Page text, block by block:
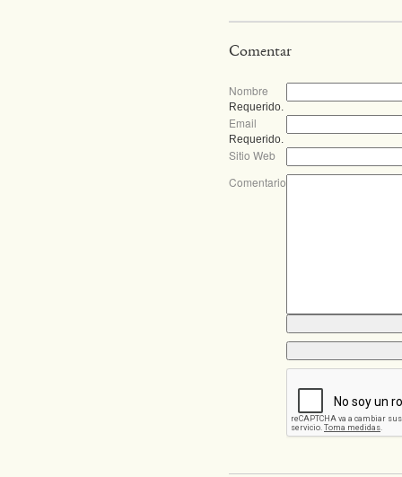
Comentar
Nombre
Requerido.
Email
Requerido.
Sitio Web
Comentario